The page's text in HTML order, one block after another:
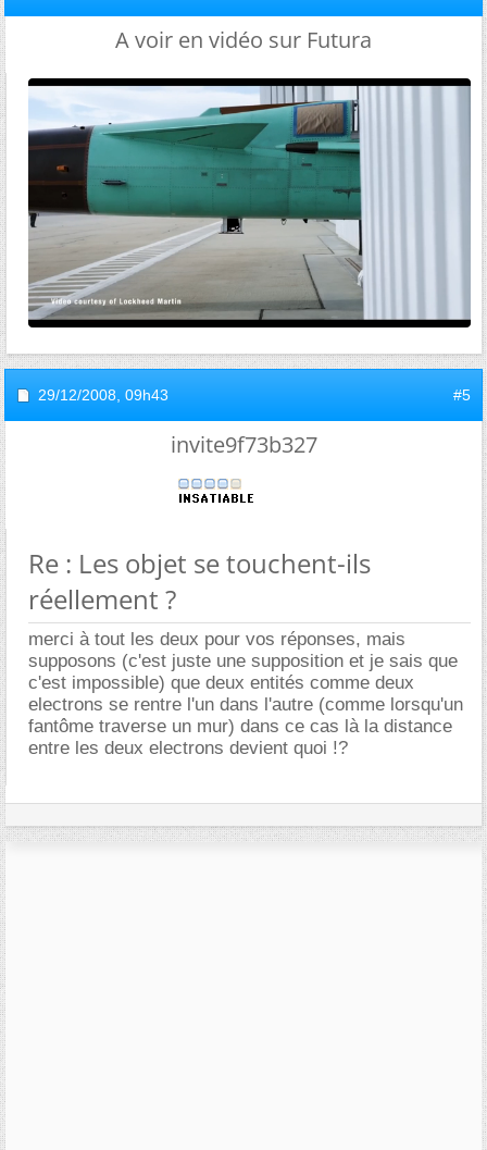
A voir en vidéo sur Futura
29/12/2008, 09h43 #5
invite9f73b327
Re : Les objet se touchent-ils
réellement ?
merci à tout les deux pour vos réponses, mais
supposons (c'est juste une supposition et je sais que
c'est impossible) que deux entités comme deux
electrons se rentre l'un dans l'autre (comme lorsqu'un
fantôme traverse un mur) dans ce cas là la distance
entre les deux electrons devient quoi !?